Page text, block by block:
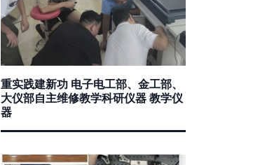
重实践建新功 电子电工部、金工部、
大仪部自主维修教学科研仪器 教学仪
器